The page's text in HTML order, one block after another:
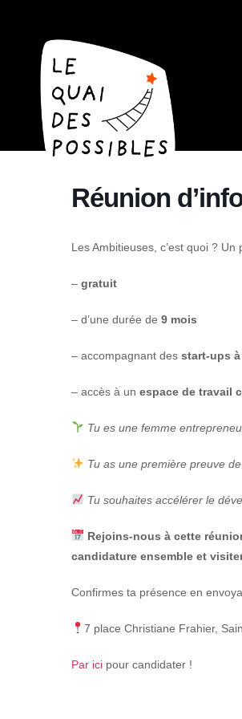
Réunion
Les Ambitieuses, c’est quoi ?
– gratuit
– d’une durée de 9 mois
– accompagnant des start-ups
– accès à un espace de travail
Tu es une femme
Tu as une première preuve
Tu souhaites accélérer le
Rejoins-nous à cette
candidature ensemble et
Confirmes ta présence en
7 place Christiane Frahier,
Par ici pour candidater !